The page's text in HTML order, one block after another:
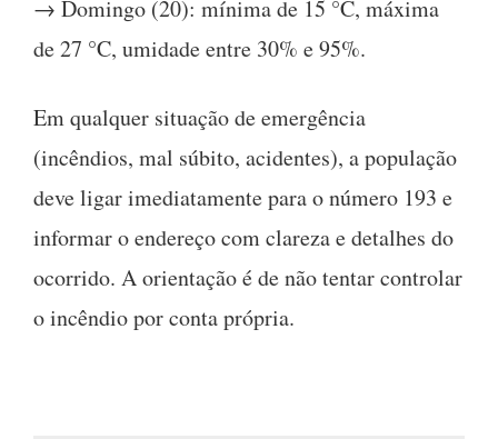
→ Domingo (20): mínima de 15 °C, máxima
de 27 °C, umidade entre 30% e 95%.
Em qualquer situação de emergência
(incêndios, mal súbito, acidentes), a população
deve ligar imediatamente para o número 193 e
informar o endereço com clareza e detalhes do
ocorrido. A orientação é de não tentar controlar
o incêndio por conta própria.